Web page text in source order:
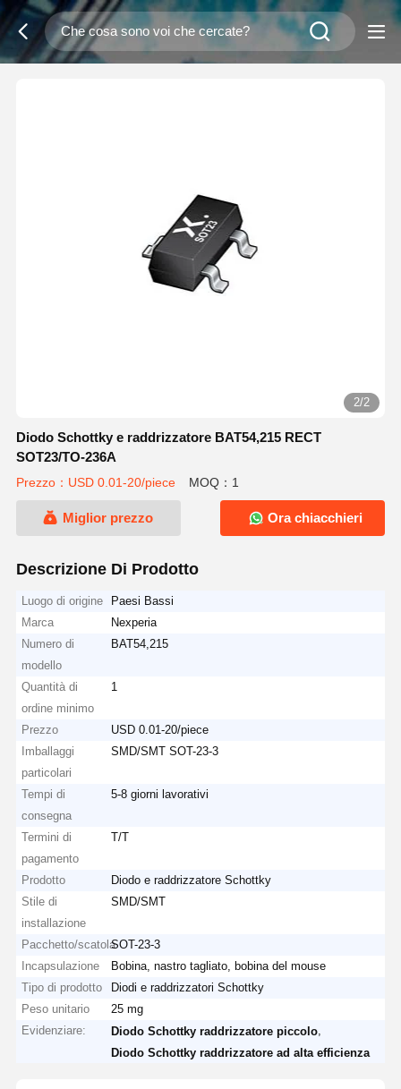
2/2
Diodo Schottky e raddrizzatore BAT54,215 RECT
SOT23/TO-236A
Prezzo：USD 0.01-20/piece MOQ：1
Miglior prezzo Ora chiacchieri
Descrizione Di Prodotto
Luogo di origine
Paesi Bassi
Marca
Nexperia
Numero di
modello
BAT54,215
Quantità di
ordine minimo
1
Prezzo
USD 0.01-20/piece
Imballaggi
particolari
SMD/SMT SOT-23-3
Tempi di
consegna
5-8 giorni lavorativi
Termini di
pagamento
T/T
Prodotto
Diodo e raddrizzatore Schottky
Stile di
installazione
SMD/SMT
Pacchetto/scatolaSOT-23-3
Incapsulazione
Bobina, nastro tagliato, bobina del mouse
Tipo di prodotto
Diodi e raddrizzatori Schottky
Peso unitario
25 mg
Evidenziare:
Diodo Schottky raddrizzatore piccolo
Diodo Schottky raddrizzatore ad alta efficienza